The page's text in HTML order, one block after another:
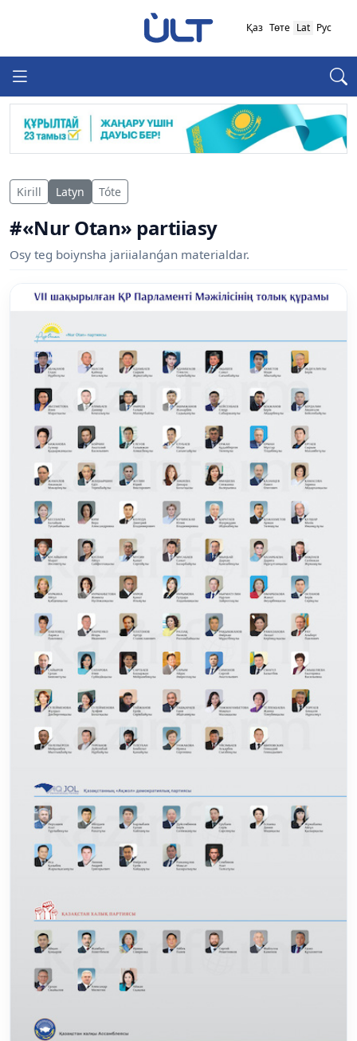
Қаз Төте Lat Рус
Kirill Latyn Tóte
#«Nur Otan» partiiasy
Osy teg boiynsha jariialanǵan materialdar.